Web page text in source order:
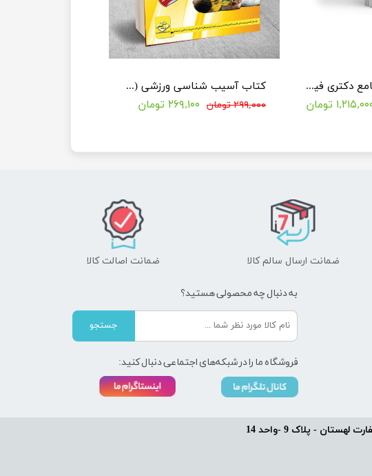
کتاب آسیب شناسی ورزشی (ویژه کنکور ارشد و دکتری)
۲۹۹,۰۰۰ تومان ۲۶۹,۱۰۰ تومان
مجموعه کتاب جامع دکتری فیزیولوژی ورزشی نشر آراه (سری 2جلدی)
تومان
- پلاک 9 -واحد 14
ضمانت ارسال سالم کالا ضمانت اصالت کالا
به دنبال چه محصولی هستید؟
جستجو
فروشگاه ما را در شبکه‌های اجتماعی دنبال کنید: